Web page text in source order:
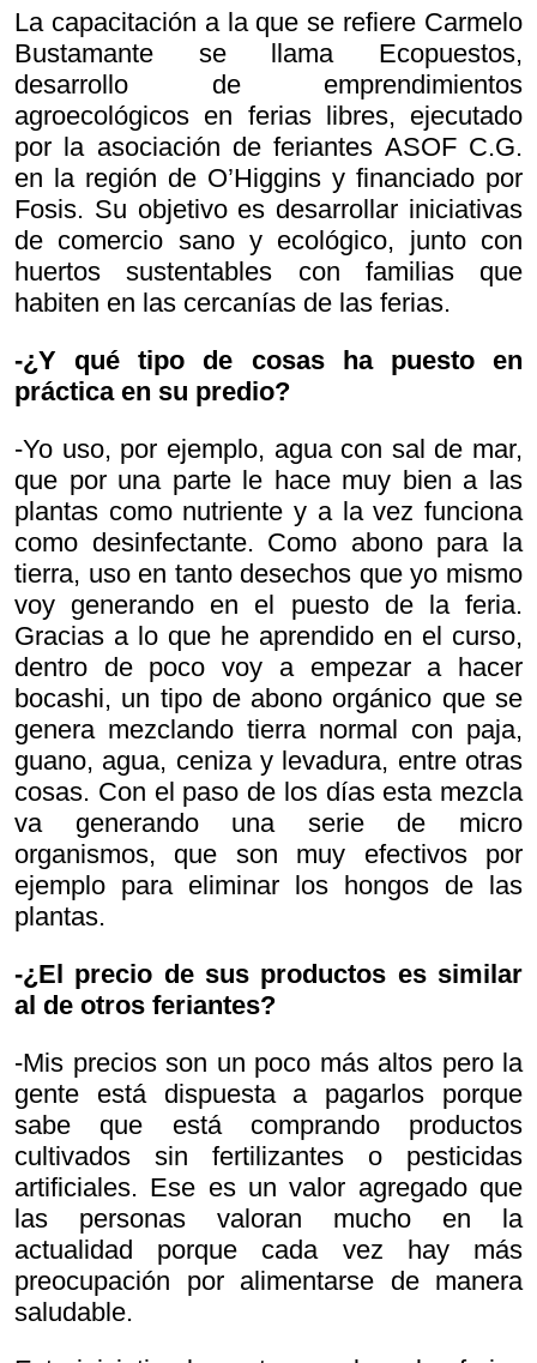
La capacitación a la que se refiere Carmelo
Bustamante se llama Ecopuestos,
desarrollo de emprendimientos
agroecológicos en ferias libres, ejecutado
por la asociación de feriantes ASOF C.G.
en la región de O’Higgins y financiado por
Fosis. Su objetivo es desarrollar iniciativas
de comercio sano y ecológico, junto con
huertos sustentables con familias que
habiten en las cercanías de las ferias.
-¿Y qué tipo de cosas ha puesto en
práctica en su predio?
-Yo uso, por ejemplo, agua con sal de mar,
que por una parte le hace muy bien a las
plantas como nutriente y a la vez funciona
como desinfectante. Como abono para la
tierra, uso en tanto desechos que yo mismo
voy generando en el puesto de la feria.
Gracias a lo que he aprendido en el curso,
dentro de poco voy a empezar a hacer
bocashi, un tipo de abono orgánico que se
genera mezclando tierra normal con paja,
guano, agua, ceniza y levadura, entre otras
cosas. Con el paso de los días esta mezcla
va generando una serie de micro
organismos, que son muy efectivos por
ejemplo para eliminar los hongos de las
plantas.
-¿El precio de sus productos es similar
al de otros feriantes?
-Mis precios son un poco más altos pero la
gente está dispuesta a pagarlos porque
sabe que está comprando productos
cultivados sin fertilizantes o pesticidas
artificiales. Ese es un valor agregado que
las personas valoran mucho en la
actualidad porque cada vez hay más
preocupación por alimentarse de manera
saludable.